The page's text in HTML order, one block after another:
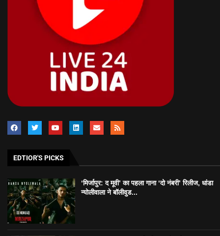
EDTIOR'S PICKS
‘मिर्जापुर: द मूवी’ का पहला गाना ‘दो नंबरी’ रिलीज, धांडा
न्योलीवाला ने बॉलीवुड...